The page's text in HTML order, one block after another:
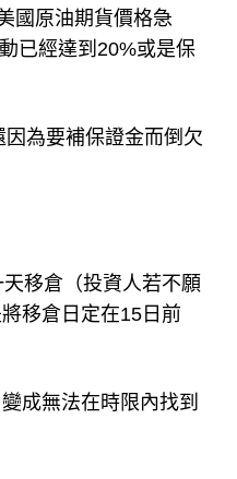
國原油期貨價格急
已經達到20%或是保
為要補保證金而倒欠
移倉（投資人若不願
移倉日定在15日前
成無法在時限內找到